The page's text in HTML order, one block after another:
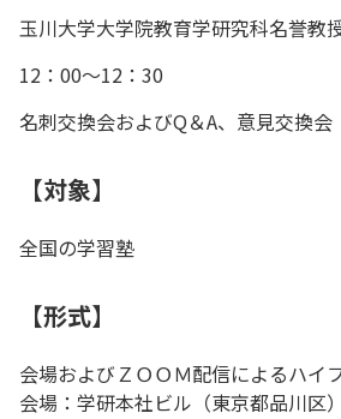
玉川大学大学院教育学研究科名誉
12：00～12：30
名刺交換会およびQ＆A、意見交換会
【対象】
全国の学習塾
【形式】
会場およびＺＯＯＭ配信によるハイ
会場：学研本社ビル（東京都品川区）